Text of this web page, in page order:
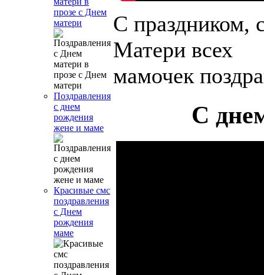
прозе с Днем
матери
Поздравления
с днем
рождения
жене и маме
Красивые смс
поздравления
с Днем
рождения
маме
С праздником,
Матери всех
мамочек
С